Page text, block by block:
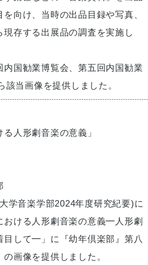
向け、当時の出品目録や写真、
存する出展品の調査を実施し
国勧業博覧会、第五回内国勧業
当画像を提供しました。
人形劇音楽の意義」
学音楽学部2024年度研究紀要)に
おける人形劇音楽の意義━人形劇
目して━」に『幼年倶楽部』第八
画像を提供しました。